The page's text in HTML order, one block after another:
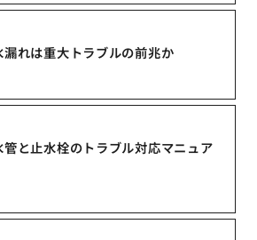
漏れは重大トラブルの前兆か
と止水栓のトラブル対応マニュア